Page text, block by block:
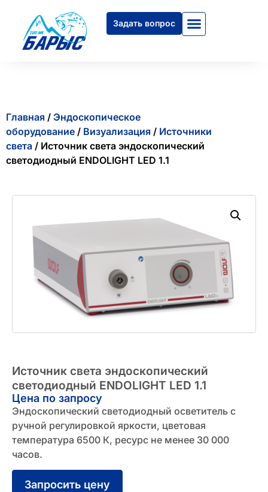
Задать вопрос
Главная / Эндоскопическое
оборудование / Визуализация / Источники
света / Источник света эндоскопический
светодиодный ENDOLIGHT LED 1.1
Источник света эндоскопический
светодиодный ENDOLIGHT LED 1.1
Цена по запросу
Эндоскопический светодиодный осветитель с
ручной регулировкой яркости, цветовая
температура 6500 К, ресурс не менее 30 000
часов.
Запросить цену